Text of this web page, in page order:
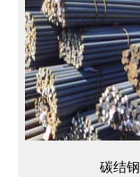
碳结钢